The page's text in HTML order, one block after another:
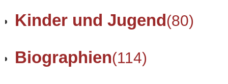
Kinder und Jugend(80)
Biographien(114)